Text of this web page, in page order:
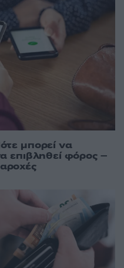
μπορεί να
επιβληθεί φόρος –